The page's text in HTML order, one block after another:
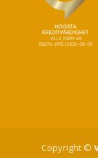
Copyright ©